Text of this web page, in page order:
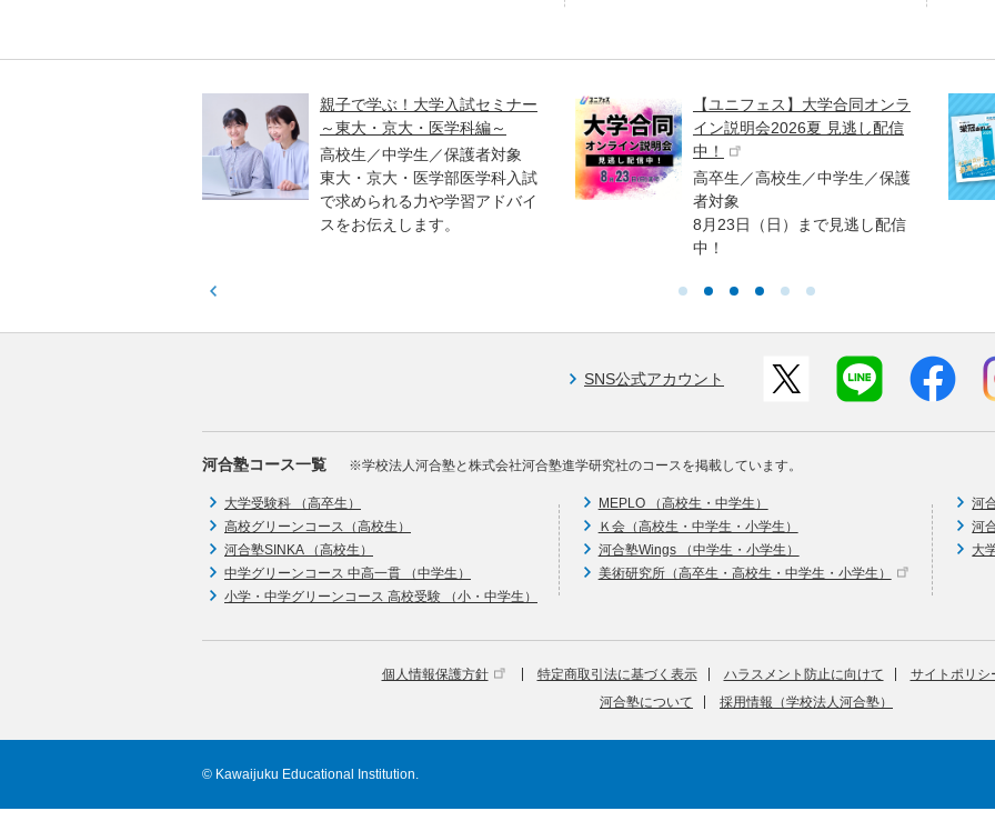
親子で学ぶ！大学入試セミナー
～東大・京大・医学科編～
高校生／中学生／保護者対象
東大・京大・医学部医学科入試
で求められる力や学習アドバイ
スをお伝えします。
【ユニフェス】大学合同オンラ
イン説明会2026夏 見逃し配信
中！
高卒生／高校生／中学生／保護
者対象
8月23日（日）まで見逃し配信
中！
SNS公式アカウント
河合塾コース一覧 ※学校法人河合塾と株式会社河合塾進学研究社のコースを掲載しています。
大学受験科 （高卒生）
高校グリーンコース（高校生）
河合塾SINKA （高校生）
中学グリーンコース 中高一貫 （中学生）
小学・中学グリーンコース 高校受験 （小・中学生）
MEPLO （高校生・中学生）
Ｋ会（高校生・中学生・小学生）
河合塾Wings （中学生・小学生）
美術研究所（高卒生・高校生・中学生・小学生）
河
河
大
個人情報保護方針 特定商取引法に基づく表示 ハラスメント防止に向けて
サイトポリシ
河合塾について
採用情報（学校法人河合塾）
© Kawaijuku Educational Institution.